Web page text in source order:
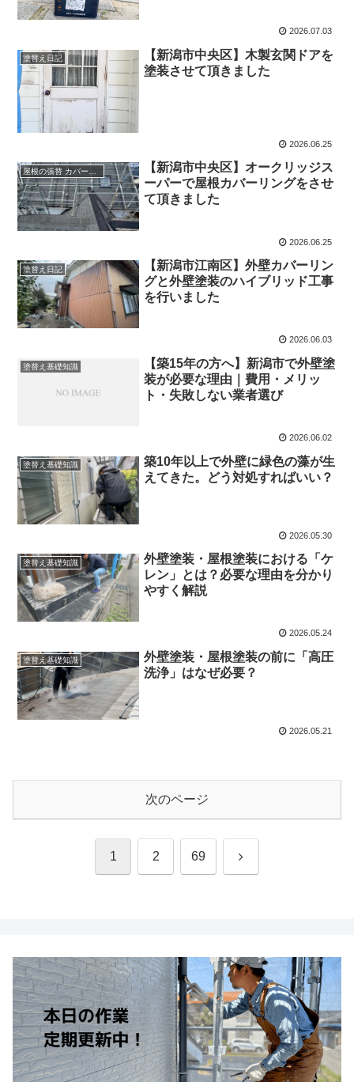
2026.07.03
塗替え日記
【新潟市中央区】木製玄関ドアを
塗装させて頂きました
2026.06.25
【新潟市中央区】オークリッジス
ーパーで屋根カバーリングをさせ
て頂きました
2026.06.25
塗替え日記
【新潟市江南区】外壁カバーリン
グと外壁塗装のハイブリッド工事
を行いました
2026.06.03
塗替え基礎知識
【築15年の方へ】新潟市で外壁塗
装が必要な理由｜費用・メリッ
ト・失敗しない業者選び
2026.06.02
塗替え基礎知識
築10年以上で外壁に緑色の藻が生
えてきた。どう対処すればいい？
2026.05.30
塗替え基礎知識
外壁塗装・屋根塗装における「ケ
レン」とは？必要な理由を分かり
やすく解説
2026.05.24
塗替え基礎知識
外壁塗装・屋根塗装の前に「高圧
洗浄」はなぜ必要？
2026.05.21
次のページ
1 2 69 次